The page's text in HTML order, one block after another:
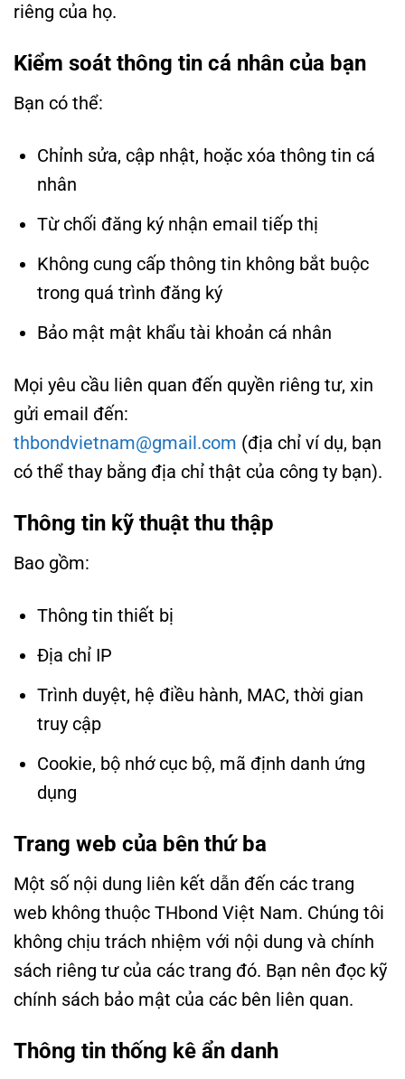
riêng của họ.
Kiểm soát thông tin cá nhân của bạn
Bạn có thể:
Chỉnh sửa, cập nhật, hoặc xóa thông tin cá
nhân
Từ chối đăng ký nhận email tiếp thị
Không cung cấp thông tin không bắt buộc
trong quá trình đăng ký
Bảo mật mật khẩu tài khoản cá nhân
Mọi yêu cầu liên quan đến quyền riêng tư, xin
gửi email đến:
thbondvietnam@gmail.com (địa chỉ ví dụ, bạn
có thể thay bằng địa chỉ thật của công ty bạn).
Thông tin kỹ thuật thu thập
Bao gồm:
Thông tin thiết bị
Địa chỉ IP
Trình duyệt, hệ điều hành, MAC, thời gian
truy cập
Cookie, bộ nhớ cục bộ, mã định danh ứng
dụng
Trang web của bên thứ ba
Một số nội dung liên kết dẫn đến các trang
web không thuộc THbond Việt Nam. Chúng tôi
không chịu trách nhiệm với nội dung và chính
sách riêng tư của các trang đó. Bạn nên đọc kỹ
chính sách bảo mật của các bên liên quan.
Thông tin thống kê ẩn danh